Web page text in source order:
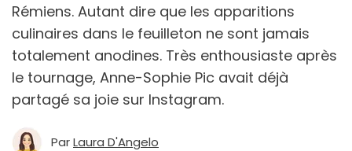
Rémiens. Autant dire que les apparitions
culinaires dans le feuilleton ne sont jamais
totalement anodines. Très enthousiaste après
le tournage, Anne-Sophie Pic avait déjà
partagé sa joie sur Instagram.
ParLaura D'Angelo